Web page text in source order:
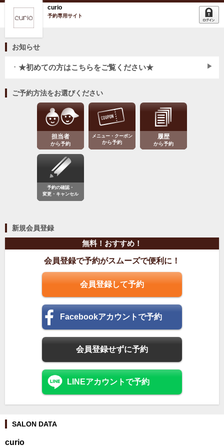
curio
予約専用サイト
お知らせ
★初めての方はこちらをご覧ください★
当サロンは、お客様に【最高の技術】と【最高のサービス】を提供させて
いただきたく、ご予約を頂いたお時間に担当予定のスタイリストは他のお
客様を全てお断りして時間を確保致します。
その為、ご予約の【キャンセル】【変更】は１週間前までにお願い致しま
尚、3日前～当日のご予約のキャンセル・変更は場合によりキャンセル料を
頂戴しております。
・前日 50%
・2日前 30%
・3日前 30%
ご予約方法をお選びください
担当者
から予約
メニュー・クーポン
から予約
履歴
から予約
予約の確認・
変更・キャンセル
新規会員登録
無料！おすすめ！
会員登録で予約がスムーズで便利に！
会員登録して予約
Facebookアカウントで予約
会員登録せずに予約
LINEアカウントで予約
SALON DATA
curio